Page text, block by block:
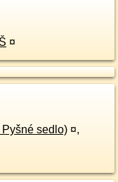
¤
sedlo) ¤,